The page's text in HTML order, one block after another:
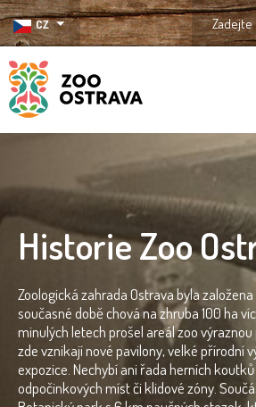
CZ
ZOO Ostrava
Historie Zoo
Zoologická zahrada Ostrava byla založena
současné době chová na zhruba 100 ha
minulých letech prošel areál zoo
zde vznikají nové pavilony, velké přírodní
expozice. Nechybí ani řada herních
odpočinkových míst či klidové zóny.